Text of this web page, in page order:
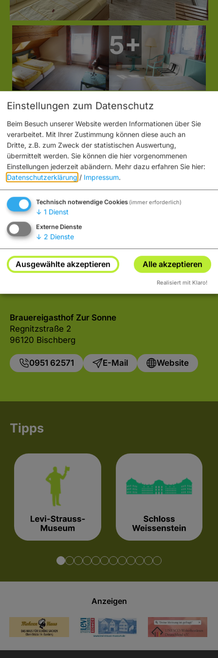
Möchten Sie von „OpenStreetMap/Leaflet“ bereitgestellte
Brauereigasthof Zur Sonne
Regnitzstraße 2
96120 Bischberg
0951 62571 E-Mail Website
Tipps
Anzeigen
Einstellungen zum Datenschutz
Beim Besuch unserer Website werden Informationen über Sie
verarbeitet. Mit Ihrer Zustimmung können diese auch an
Dritte, z.B. zum Zweck der statistischen Auswertung,
übermittelt werden. Sie können die hier vorgenommenen
Einstellungen jederzeit abändern. Mehr dazu erfahren Sie hier:
Datenschutzerklärung / Impressum.
Technisch notwendige Cookies (immer erforderlich)
↓ 1 Dienst
Externe Dienste
↓ 2 Dienste
Ausgewählte akzeptieren Alle akzeptieren
Realisiert mit Klaro!